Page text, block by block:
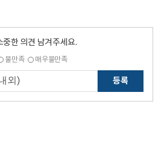
한 의견 남겨주세요.
불만족 매우불만족
등록